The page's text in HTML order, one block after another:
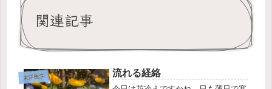
関連記事
東洋医学 流れる経絡